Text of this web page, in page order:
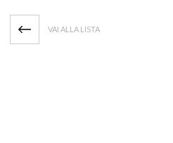
VAI ALLA LISTA